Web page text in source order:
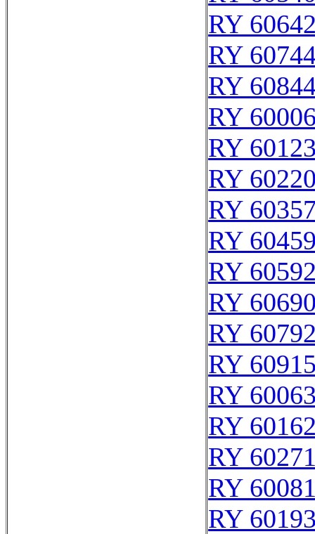
RY
RY
RY
RY
RY
RY
RY
RY
RY
RY
RY
RY
RY
RY
RY
RY
RY